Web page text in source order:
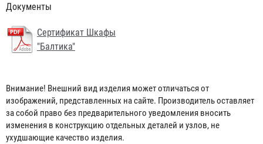
Документы
Сертификат Шкафы
"Балтика"
Внимание! Внешний вид изделия может отличаться от
изображений, представленных на сайте. Производитель оставляет
за собой право без предварительного уведомления вносить
изменения в конструкцию отдельных деталей и узлов, не
ухудшающие качество изделия.
Головка муфтовая ГМ-50